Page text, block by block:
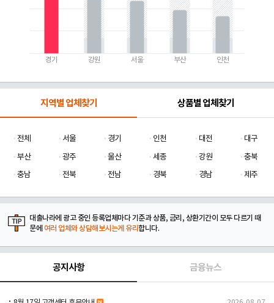
경기 강원 서울 부산 인천
지역별 업체찾기 상품별 업체찾기
전체 서울 경기 인천 대전
대구
부산
광주 울산 세종 강원
충북
충남
전북 전남 경북 경남 제주
대출나라에 광고 중인 등록업체마다 기준과 상품, 금리, 상환기간이 모두 다르기 때
문에 여러 업체와 상담해보시는게 유리합니다.
공지사항 금융뉴스